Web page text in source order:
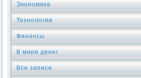
Экономика
Технологии
Финансы
В мире денег
Все записи